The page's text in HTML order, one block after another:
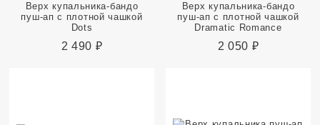
Верх купальника-бандо
пуш-ап с плотной чашкой
Dots
2 490 ₽
Верх купальника-бандо
пуш-ап с плотной чашкой
Dramatic Romance
2 050 ₽